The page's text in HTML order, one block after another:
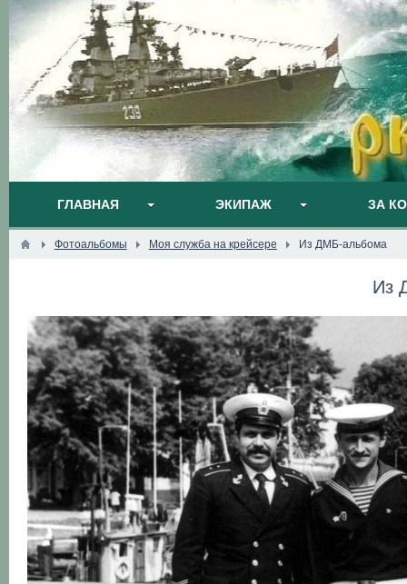
ГЛАВНАЯ ЭКИПАЖ ЗА
Фотоальбомы Моя служба на крейсере Из ДМБ-альбома
Из